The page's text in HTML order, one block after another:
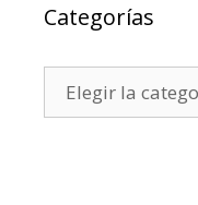
Categorías